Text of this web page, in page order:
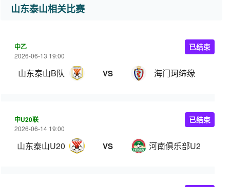
山东泰山相关比赛
中乙
2026-06-13 19:00
山东泰山B队 VS 海门珂缔缘
已结束
中U20联
2026-06-14 19:00
山东泰山U20 VS 河南俱乐部U20
已结束